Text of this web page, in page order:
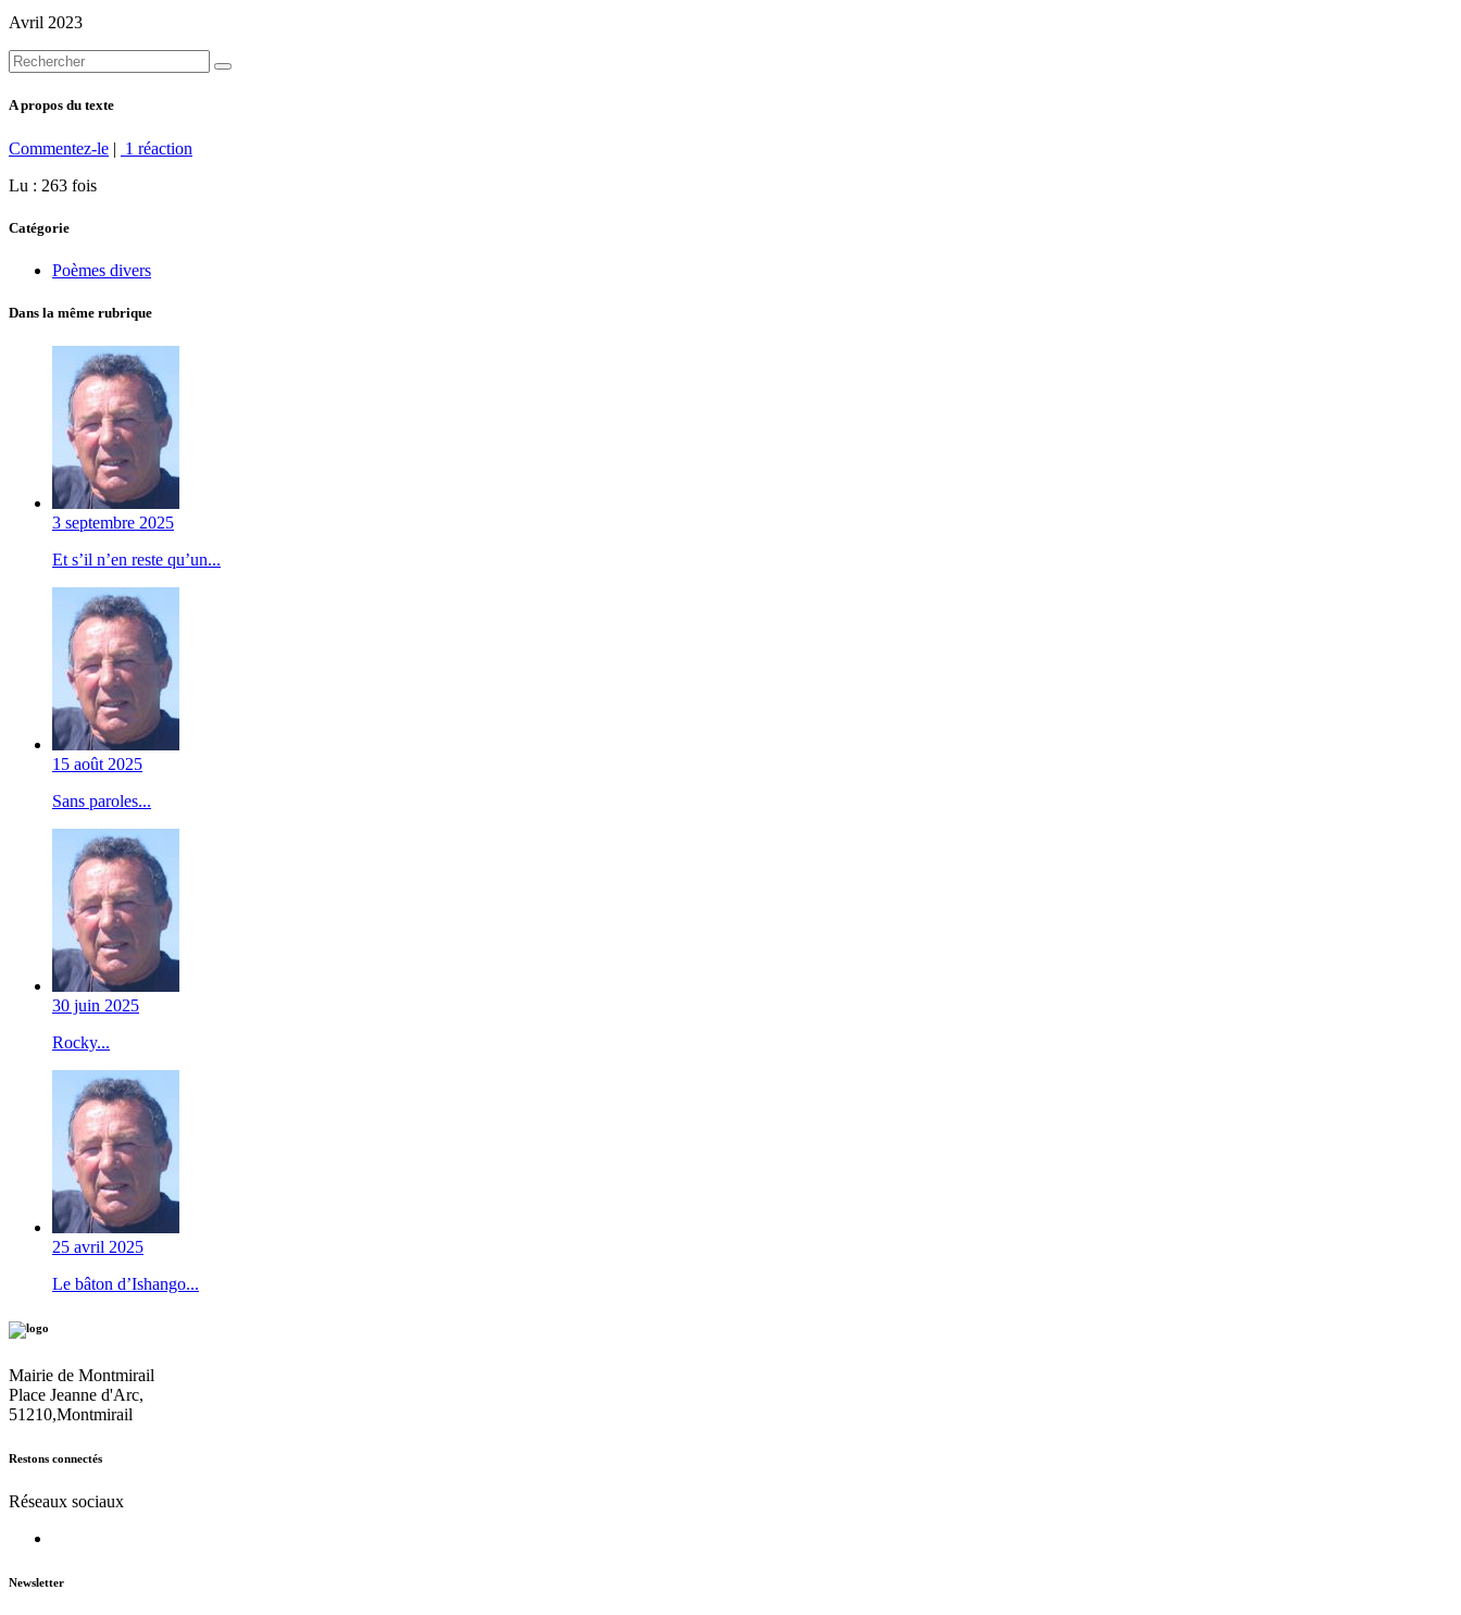
Avril 2023
A propos du texte
Commentez-le | 1 réaction
Lu : 263 fois
Catégorie
Poèmes divers
Dans la même rubrique
3 septembre 2025
Et s’il n’en reste qu’un...
15 août 2025
Sans paroles...
30 juin 2025
Rocky...
25 avril 2025
Le bâton d’Ishango...
Mairie de Montmirail
Place Jeanne d'Arc,
51210,Montmirail
Restons connectés
Réseaux sociaux
Newsletter